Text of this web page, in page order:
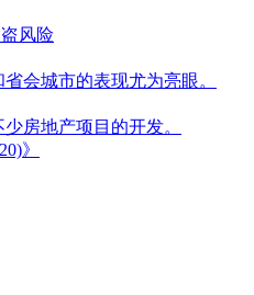
风险
会城市的表现尤为亮眼。
房地产项目的开发。
》